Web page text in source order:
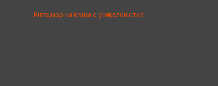
Интериор на къща с уникален стил